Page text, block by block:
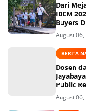
Dari
IBEM
Buyers
August 06,
BERITA
Dosen
Public
August 06,